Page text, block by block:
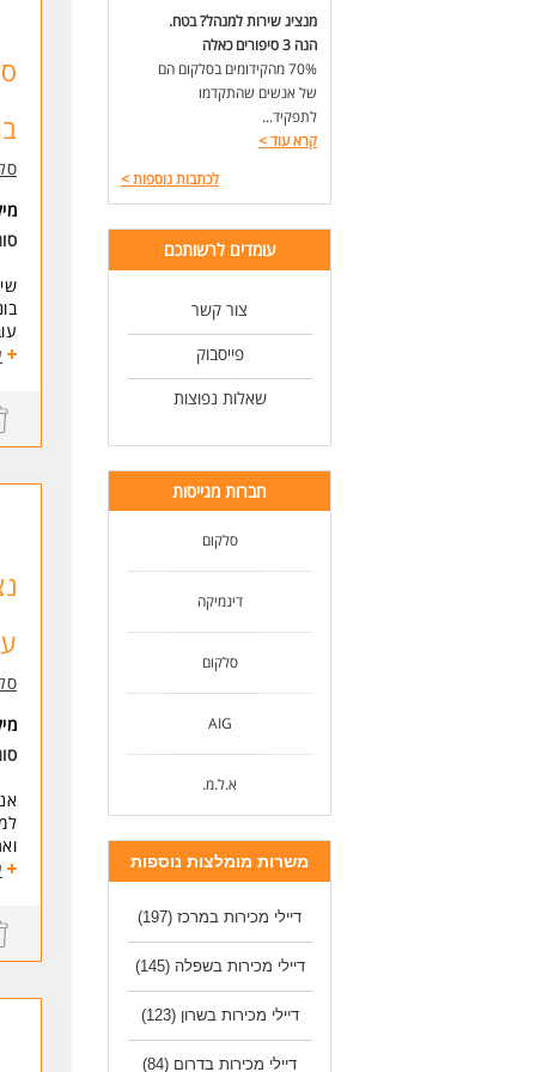
מנציג שירות למנהל? בטח.
הנה 3 סיפורים כאלה
70% מהקידומים בסלקום הם
של אנשים שהתקדמו
לתפקיד...
קרא עוד>
לכתבות נוספות>
עומדים לרשותכם
צור קשר
פייסבוק
שאלות נפוצות
חברות מגייסות
סלקום
דינמיקה
סלקום
AIG
א.ל.מ.
משרות מומלצות נוספות
דיילי מכירות במרכז (197)
דיילי מכירות בשפלה (145)
דיילי מכירות בשרון (123)
דיילי מכירות בדרום (84)
*
עד